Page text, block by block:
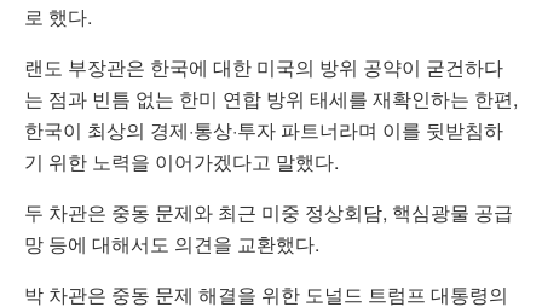
로 했다.
랜도 부장관은 한국에 대한 미국의 방위 공약이 굳건하다
는 점과 빈틈 없는 한미 연합 방위 태세를 재확인하는 한편,
한국이 최상의 경제·통상·투자 파트너라며 이를 뒷받침하
기 위한 노력을 이어가겠다고 말했다.
두 차관은 중동 문제와 최근 미중 정상회담, 핵심광물 공급
망 등에 대해서도 의견을 교환했다.
박 차관은 중동 문제 해결을 위한 도널드 트럼프 대통령의